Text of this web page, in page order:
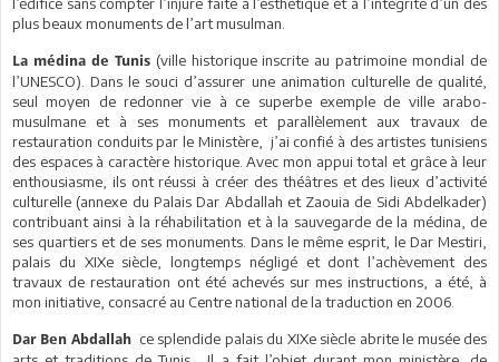
plus beaux monuments de l’art musulman.
La médina de Tunis(ville historique inscrite au patrimoine mondial de
l’UNESCO). Dans le souci d’assurer une animation culturelle de qualité,
seul moyen de redonner vie à ce superbe exemple de ville arabo-
musulmane et à ses monuments et parallèlement aux travaux de
restauration conduits par le Ministère, j’ai confié à des artistes tunisiens
des espaces à caractère historique. Avec mon appui total et grâce à leur
enthousiasme, ils ont réussi à créer des théâtres et des lieux d’activité
culturelle (annexe du Palais Dar Abdallah et Zaouia de Sidi Abdelkader)
contribuant ainsi à la réhabilitation et à la sauvegarde de la médina, de
ses quartiers et de ses monuments. Dans le même esprit, le Dar Mestiri,
palais du XIXe siècle, longtemps négligé et dont l’achèvement des
travaux de restauration ont été achevés sur mes instructions, a été, à
mon initiative, consacré au Centre national de la traduction en 2006.
Dar Ben Abdallah ce splendide palais du XIXe siècle abrite le musée des